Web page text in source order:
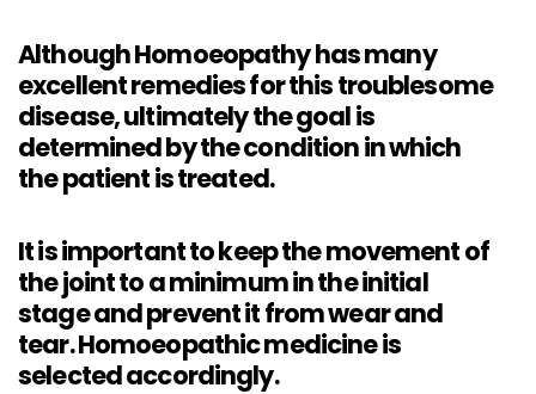
Although Homoeopathy has many
excellent remedies for this troublesome
disease, ultimately the goal is
determined by the condition in which
the patient is treated.
It is important to keep the movement of
the joint to a minimum in the initial
stage and prevent it from wear and
tear. Homoeopathic medicine is
selected accordingly.